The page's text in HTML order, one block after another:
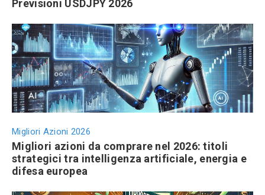
Previsioni USDJPY 2026
Migliori Azioni 2026
Migliori azioni da comprare nel 2026: titoli
strategici tra intelligenza artificiale, energia e
difesa europea